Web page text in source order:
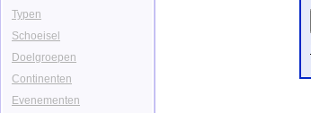
Typen
Schoeisel
Doelgroepen
Continenten
Evenementen